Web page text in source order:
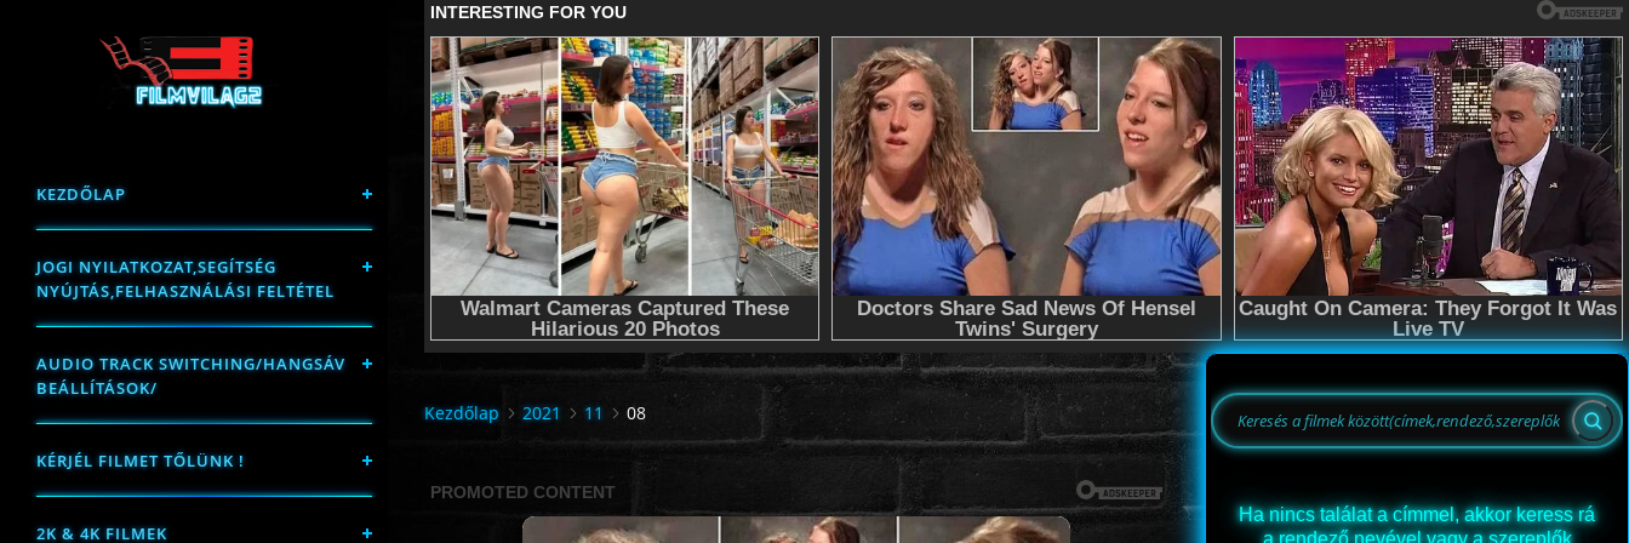
KEZDŐLAP
JOGI NYILATKOZAT,SEGÍTSÉG
NYÚJTÁS,FELHASZNÁLÁSI FELTÉTEL
AUDIO TRACK SWITCHING/HANGSÁV
BEÁLLÍTÁSOK/
KÉRJÉL FILMET TŐLÜNK !
2K & 4K FILMEK
Kezdőlap 2021 11 08
Ha nincs találat a címmel, akkor keress rá
a rendező nevével vagy a szereplők